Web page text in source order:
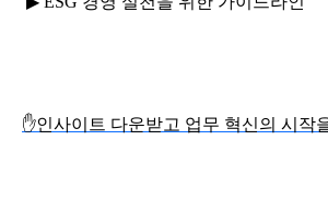
✋인사이트 다운받고 업무 혁신의 시작